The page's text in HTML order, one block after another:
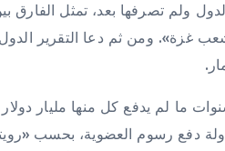
ولم تصرفها بعد، تمثل الفارق
غزة». ومن ثم دعا التقرير الدول
ما لم يدفع كل منها مليار دولار
دفع رسوم العضوية، بحسب